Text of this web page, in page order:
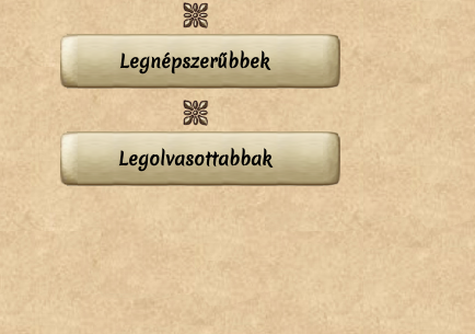
Legnépszerűbbek
Legolvasottabbak